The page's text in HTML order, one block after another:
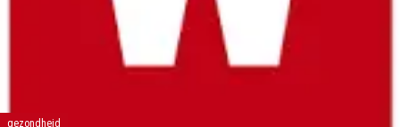
gezondheid